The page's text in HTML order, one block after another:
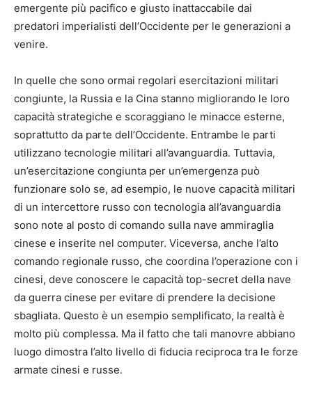
emergente più pacifico e giusto inattaccabile dai
predatori imperialisti dell’Occidente per le generazioni a
venire.
In quelle che sono ormai regolari esercitazioni militari
congiunte, la Russia e la Cina stanno migliorando le loro
capacità strategiche e scoraggiano le minacce esterne,
soprattutto da parte dell’Occidente. Entrambe le parti
utilizzano tecnologie militari all’avanguardia. Tuttavia,
un’esercitazione congiunta per un’emergenza può
funzionare solo se, ad esempio, le nuove capacità militari
di un intercettore russo con tecnologia all’avanguardia
sono note al posto di comando sulla nave ammiraglia
cinese e inserite nel computer. Viceversa, anche l’alto
comando regionale russo, che coordina l’operazione con i
cinesi, deve conoscere le capacità top-secret della nave
da guerra cinese per evitare di prendere la decisione
sbagliata. Questo è un esempio semplificato, la realtà è
molto più complessa. Ma il fatto che tali manovre abbiano
luogo dimostra l’alto livello di fiducia reciproca tra le forze
armate cinesi e russe.